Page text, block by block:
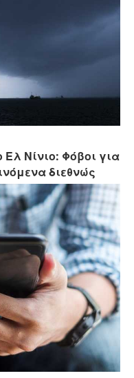
Νίνιο: Φόβοι για
διεθνώς